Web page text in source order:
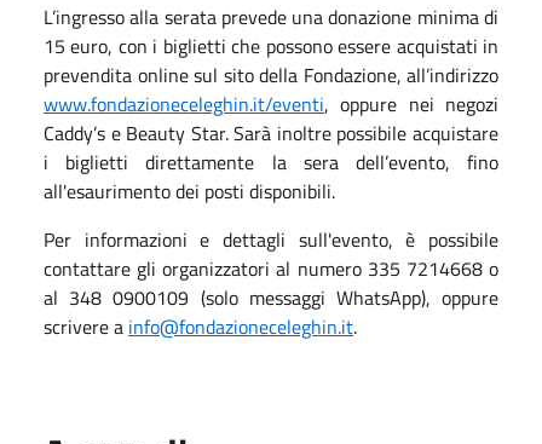
L’ingresso alla serata prevede una donazione minima di
15 euro, con i biglietti che possono essere acquistati in
prevendita online sul sito della Fondazione, all’indirizzo
www.fondazioneceleghin.it/eventi, oppure nei negozi
Caddy’s e Beauty Star. Sarà inoltre possibile acquistare
i biglietti direttamente la sera dell’evento, fino
all'esaurimento dei posti disponibili.
Per informazioni e dettagli sull'evento, è possibile
contattare gli organizzatori al numero 335 7214668 o
al 348 0900109 (solo messaggi WhatsApp), oppure
scrivere a info@fondazioneceleghin.it.